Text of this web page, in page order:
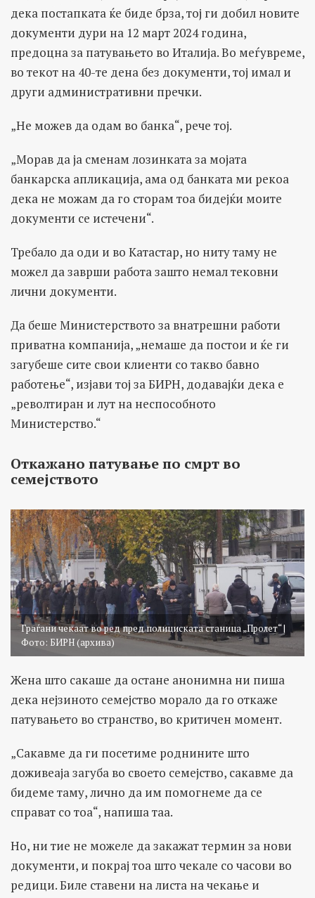
дека постапката ќе биде брза, тој ги добил новите
документи дури на 12 март 2024 година,
предоцна за патувањето во Италија. Во меѓувреме,
во текот на 40-те дена без документи, тој имал и
други административни пречки.
„Не можев да одам во банка“, рече тој.
„Морав да ја сменам лозинката за мојата
банкарска апликација, ама од банката ми рекоа
дека не можам да го сторам тоа бидејќи моите
документи се истечени“.
Требало да оди и во Катастар, но ниту таму не
можел да заврши работа зашто немал тековни
лични документи.
Да беше Министерството за внатрешни работи
приватна компанија, „немаше да постои и ќе ги
загубеше сите свои клиенти со такво бавно
работење“, изјави тој за БИРН, додавајќи дека е
„револтиран и лут на неспособното
Министерство.“
Откажано патување по смрт во
семејството
Граѓани чекаат во ред пред полициската станица „Пролет“ |
Фото: БИРН (архива)
Жена што сакаше да остане анонимна ни пиша
дека нејзиното семејство морало да го откаже
патувањето во странство, во критичен момент.
„Сакавме да ги посетиме роднините што
доживеаја загуба во своето семејство, сакавме да
бидеме таму, лично да им помогнеме да се
справат со тоа“, напиша таа.
Но, ни тие не можеле да закажат термин за нови
документи, и покрај тоа што чекале со часови во
редици. Биле ставени на листа на чекање и